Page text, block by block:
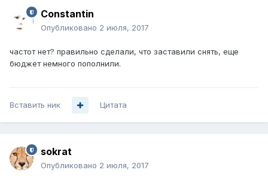
Constantin
Опубликовано 2 июля, 2017
частот нет? правильно сделали, что заставили снять, еще
бюджет немного пополнили.
Вставить ник Цитата
sokrat
Опубликовано 2 июля, 2017